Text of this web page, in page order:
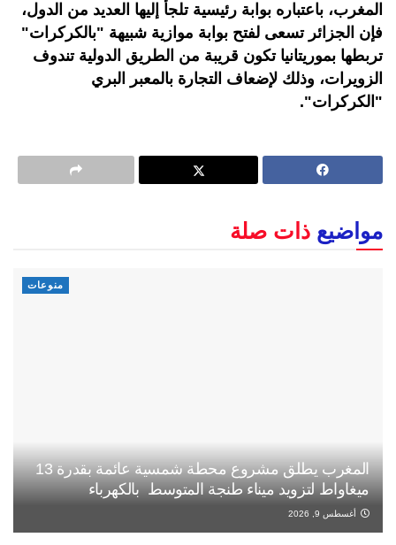
المغرب، باعتباره بوابة رئيسية تلجأ إليها العديد من الدول،
فإن الجزائر تسعى لفتح بوابة موازية شبيهة "بالكركرات"
تربطها بموريتانيا تكون قريبة من الطريق الدولية تندوف
الزويرات، وذلك لإضعاف التجارة بالمعبر البري
"الكركرات".
مواضيع ذات صلة
منوعات
المغرب يطلق مشروع محطة شمسية عائمة بقدرة 13
ميغاواط لتزويد ميناء طنجة المتوسط بالكهرباء
أغسطس 9, 2026